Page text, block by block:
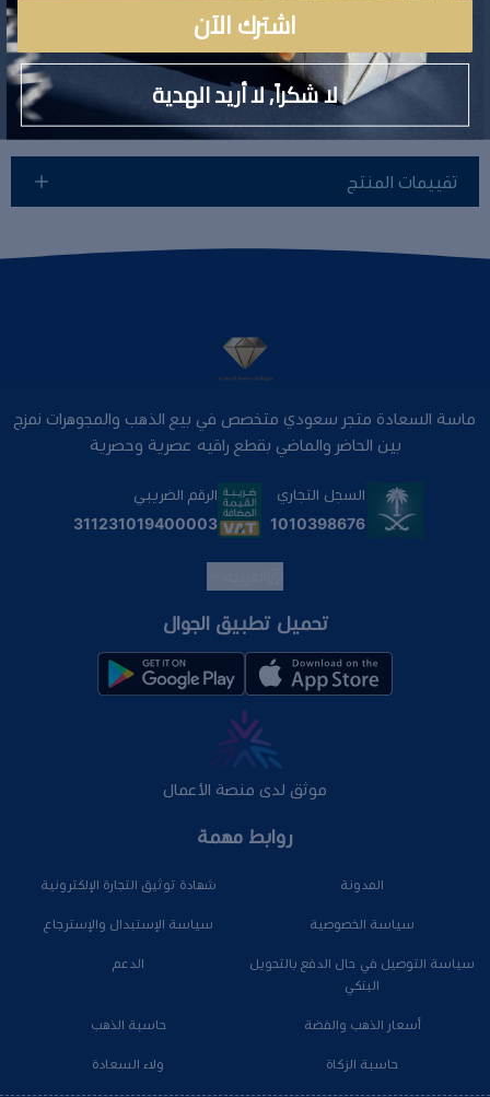
تقييمات المنتج
روابط مهمة
المدونة شهادة توثيق التجارة الإلكترونية
سياسة الخصوصية سياسة الإستبدال والإسترجاع
سياسة التوصيل في حال الدفع بالتحويل
البنكي
الدعم
أسعار الذهب والفضة حاسبة الذهب
حاسبة الزكاة ولاء السعادة
ماسة السعادة متجر سعودي متخصص في بيع الذهب والمجوهرات نمزج
بين الحاضر والماضي بقطع راقيه عصرية وحصرية
السجل التجاري
1010398676
الرقم الضريبي
311231019400003
تحميل تطبيق الجوال
موثق لدى منصة الأعمال
اشترك الآن
لا شكراً, لا أريد الهدية